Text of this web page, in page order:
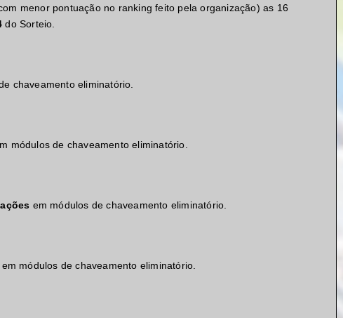
menor pontuação no ranking feito pela organização) as 16
do Sorteio.
chaveamento eliminatório.
módulos de chaveamento eliminatório.
em módulos de chaveamento eliminatório.
em módulos de chaveamento eliminatório.